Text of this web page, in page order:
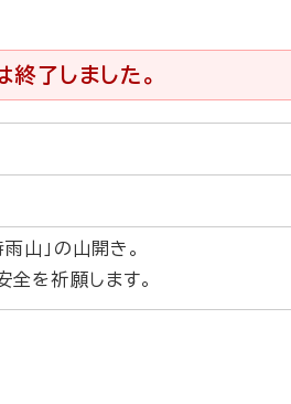
終了しました。
山」の山開き。
を祈願します。